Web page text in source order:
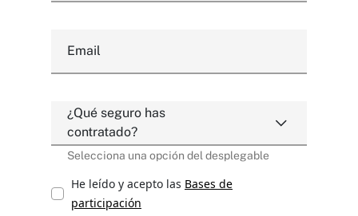
Email
¿Qué seguro has
contratado?
Selecciona una opción del desplegable
He leído y acepto las Bases de
participación